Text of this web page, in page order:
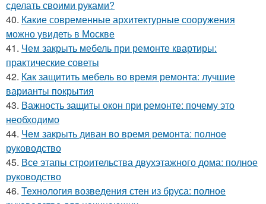
сделать своими руками?
40. Какие современные архитектурные сооружения
можно увидеть в Москве
41. Чем закрыть мебель при ремонте квартиры:
практические советы
42. Как защитить мебель во время ремонта: лучшие
варианты покрытия
43. Важность защиты окон при ремонте: почему это
необходимо
44. Чем закрыть диван во время ремонта: полное
руководство
45. Все этапы строительства двухэтажного дома: полное
руководство
46. Технология возведения стен из бруса: полное